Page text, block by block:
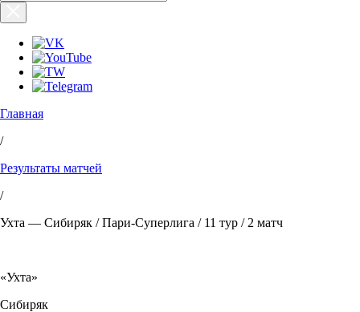
Главная
/
Результаты матчей
/
Ухта — Сибиряк / Пари-Суперлига / 11 тур / 2 матч
«Ухта»
Сибиряк